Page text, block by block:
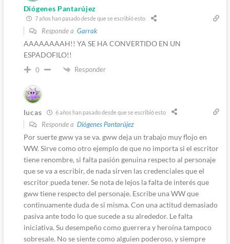
Diógenes Pantarújez
7 años han pasado desde que se escribió esto
Responde a Garrak
AAAAAAAAH!! YA SE HA CONVERTIDO EN UN
ESPADOFILO!!
0 Responder
lucas 6 años han pasado desde que se escribió esto
Responde a Diógenes Pantarújez
Por suerte gww ya se va. gww deja un trabajo muy flojo en
WW. Sirve como otro ejemplo de que no importa si el escritor
tiene renombre, si falta pasión genuina respecto al personaje
que se va a escribir, de nada sirven las credenciales que el
escritor pueda tener. Se nota de lejos la falta de interés que
gww tiene respecto del personaje. Escribe una WW que
continuamente duda de si misma. Con una actitud demasiado
pasiva ante todo lo que sucede a su alrededor. Le falta
iniciativa. Su desempeño como guerrera y heroína tampoco
sobresale. No se siente como alguien poderoso, y siempre